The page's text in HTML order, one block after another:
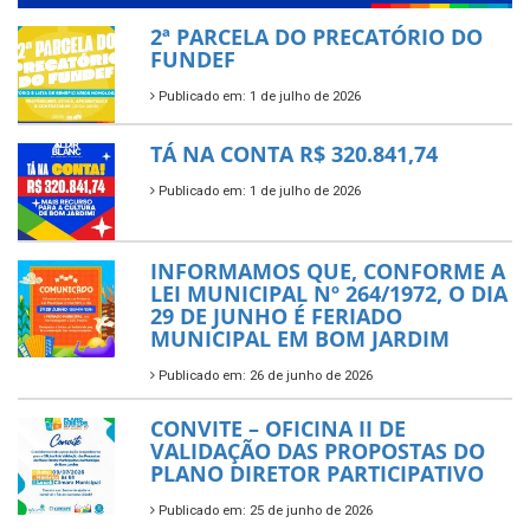
2ª PARCELA DO PRECATÓRIO DO
FUNDEF
Publicado em: 1 de julho de 2026
TÁ NA CONTA R$ 320.841,74
Publicado em: 1 de julho de 2026
INFORMAMOS QUE, CONFORME A
LEI MUNICIPAL Nº 264/1972, O DIA
29 DE JUNHO É FERIADO
MUNICIPAL EM BOM JARDIM
Publicado em: 26 de junho de 2026
CONVITE – OFICINA II DE
VALIDAÇÃO DAS PROPOSTAS DO
PLANO DIRETOR PARTICIPATIVO
Publicado em: 25 de junho de 2026